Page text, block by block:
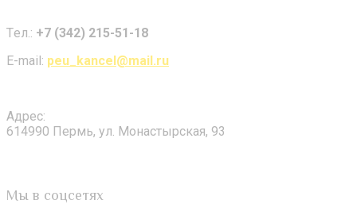
Tел.: +7 (342) 215-51-18
E-mail: peu_kancel@mail.ru
Адрес:
614990 Пермь, ул. Монастырская, 93
Мы в соцсетях